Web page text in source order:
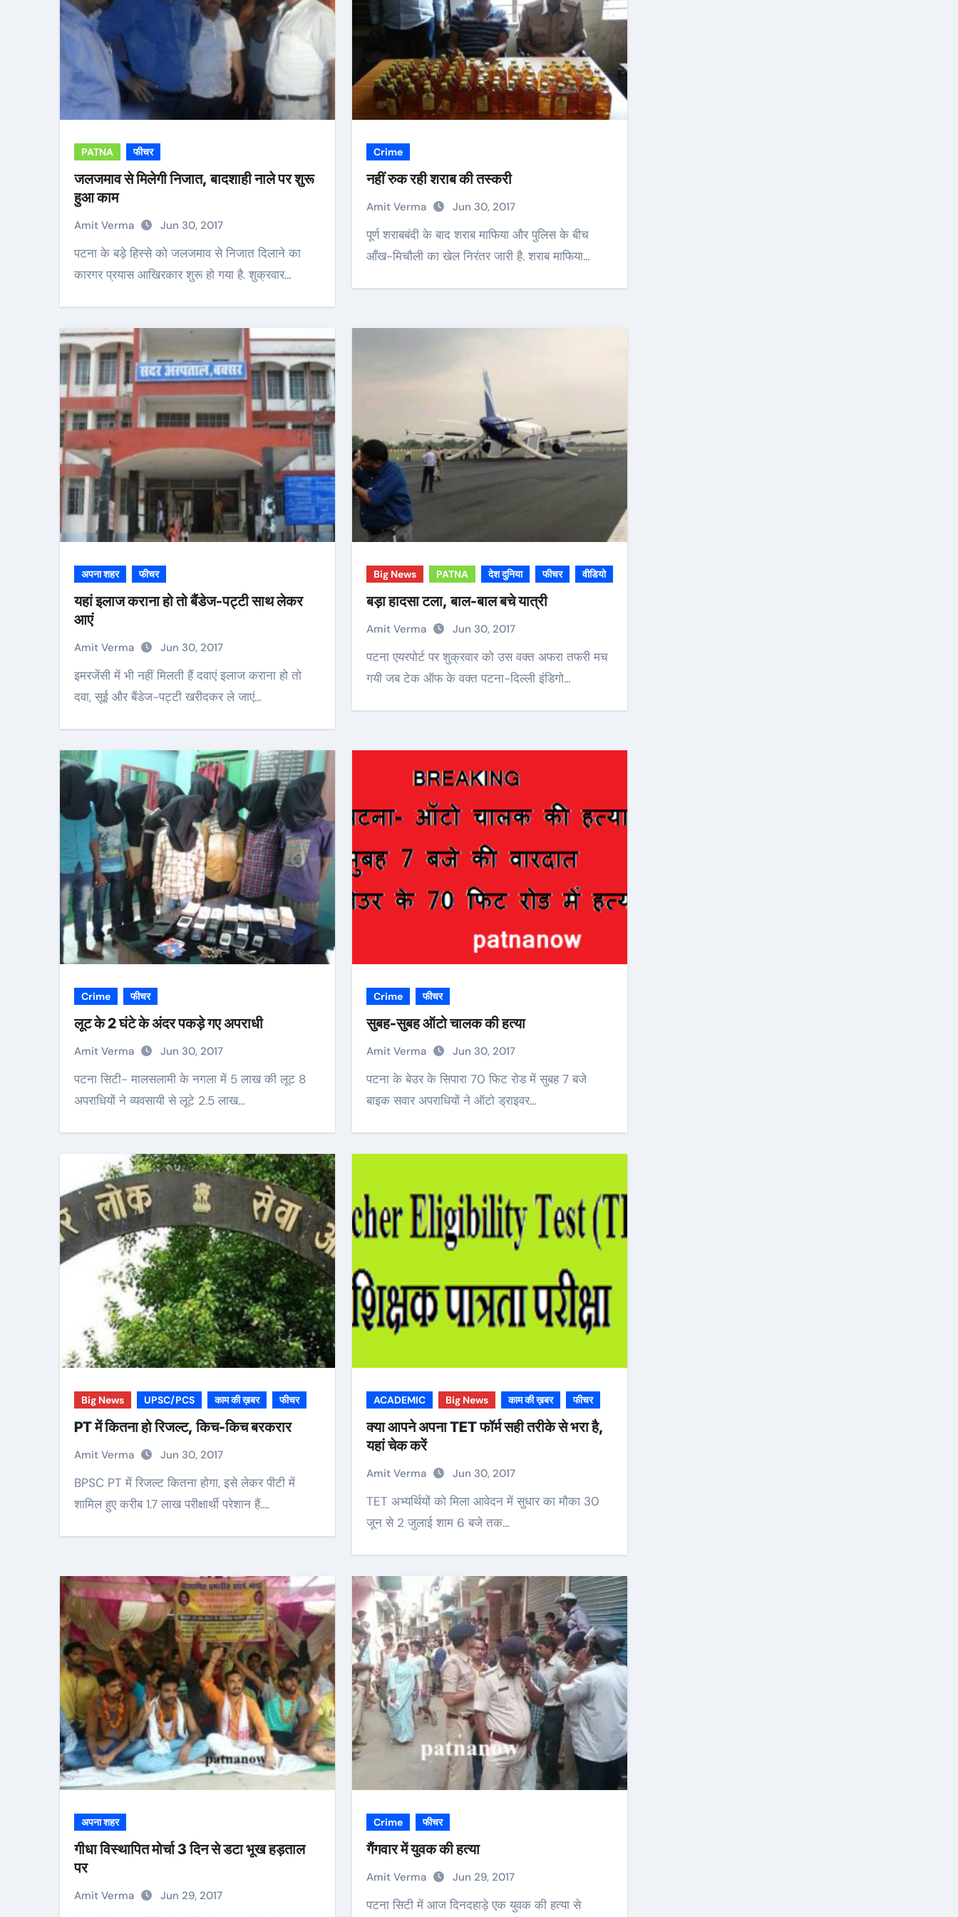
PATNA फीचर
जलजमाव से मिलेगी निजात, बादशाही नाले पर शुरू
हुआ काम
Amit Verma Jun 30, 2017
पटना के बड़े हिस्से को जलजमाव से निजात दिलाने का
कारगर प्रयास आखिरकार शुरू हो गया है. शुक्रवार…
Crime
नहीं रुक रही शराब की तस्करी
Amit Verma Jun 30, 2017
पूर्ण शराबबंदी के बाद शराब माफिया और पुलिस के बीच
आँख-मिचौली का खेल निरंतर जारी है. शराब माफिया…
अपना शहर फीचर
यहां इलाज कराना हो तो बैंडेज-पट्टी साथ लेकर
आएं
Amit Verma Jun 30, 2017
इमरजेंसी में भी नहीं मिलती हैं दवाएं इलाज कराना हो तो
दवा, सूई और बैंडेज-पट्टी खरीदकर ले जाएं…
Big News PATNA देश दुनिया फीचर वीडियो
बड़ा हादसा टला, बाल-बाल बचे यात्री
Amit Verma Jun 30, 2017
पटना एयरपोर्ट पर शुक्रवार को उस वक्त अफरा तफरी मच
गयी जब टेक ऑफ के वक्त पटना-दिल्ली इंडिगो…
Crime फीचर
लूट के 2 घंटे के अंदर पकड़े गए अपराधी
Amit Verma Jun 30, 2017
पटना सिटी- मालसलामी के नगला में 5 लाख की लूट 8
अपराधियों ने व्यवसायी से लूटे 2.5 लाख…
Crime फीचर
सुबह-सुबह ऑटो चालक की हत्या
Amit Verma Jun 30, 2017
पटना के बेउर के सिपारा 70 फिट रोड में सुबह 7 बजे
बाइक सवार अपराधियों ने ऑटो ड्राइवर…
Big News UPSC/PCS काम की ख़बर फीचर
PT में कितना हो रिजल्ट, किच-किच बरकरार
Amit Verma Jun 30, 2017
BPSC PT में रिजल्ट कितना होगा, इसे लेकर पीटी में
शामिल हुए करीब 1.7 लाख परीक्षार्थी परेशान हैं.…
ACADEMIC Big News काम की ख़बर फीचर
क्या आपने अपना TET फॉर्म सही तरीके से भरा है,
यहां चेक करें
Amit Verma Jun 30, 2017
TET अभ्यर्थियों को मिला आवेदन में सुधार का मौका 30
जून से 2 जुलाई शाम 6 बजे तक…
अपना शहर
गीधा विस्थापित मोर्चा 3 दिन से डटा भूख हड़ताल
पर
Amit Verma Jun 29, 2017
Crime फीचर
गैंगवार में युवक की हत्या
Amit Verma Jun 29, 2017
पटना सिटी में आज दिनदहाड़े एक युवक की हत्या से